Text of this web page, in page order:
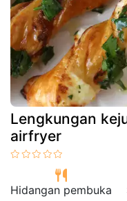
Lengkungan
airfryer
Hidangan pembuka